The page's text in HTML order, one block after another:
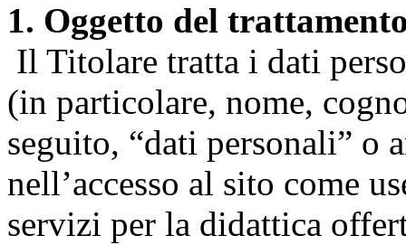
1. Oggetto del
Il Titolare tratta i dati
(in particolare, nome,
seguito, “dati personali” o
nell’accesso al sito come
servizi per la didattica